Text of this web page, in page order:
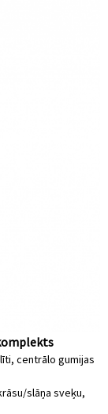
centrālo gumijas
slāņa sveķu,